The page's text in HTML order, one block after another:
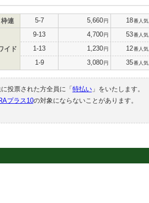
枠連 5-7 5,660円 18番人気
イド
9-13 4,700円 53番人気
1-13 1,230円 12番人気
1-9 3,080円 35番人気
投票された方全員に「 特払い」をいたします。
プラス10の対象にならないことがあります。